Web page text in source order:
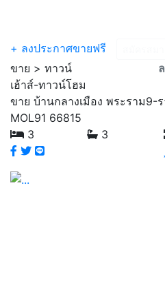
+ ลงประกาศขายฟรี
ขาย > ทาวน์
เฮ้าส์-ทาวน์โฮม
ขาย บ้านกลางเมือง พระราม9-
MOL91 66815
3
3